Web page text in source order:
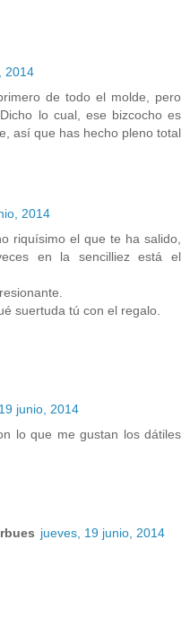
2014
de todo el molde, pero
lo cual, ese bizcocho es
así que has hecho pleno total
2014
riquísimo el que te ha salido,
en la sencilliez está el
suertuda tú con el regalo.
junio, 2014
lo que me gustan los dátiles
jueves, 19 junio, 2014